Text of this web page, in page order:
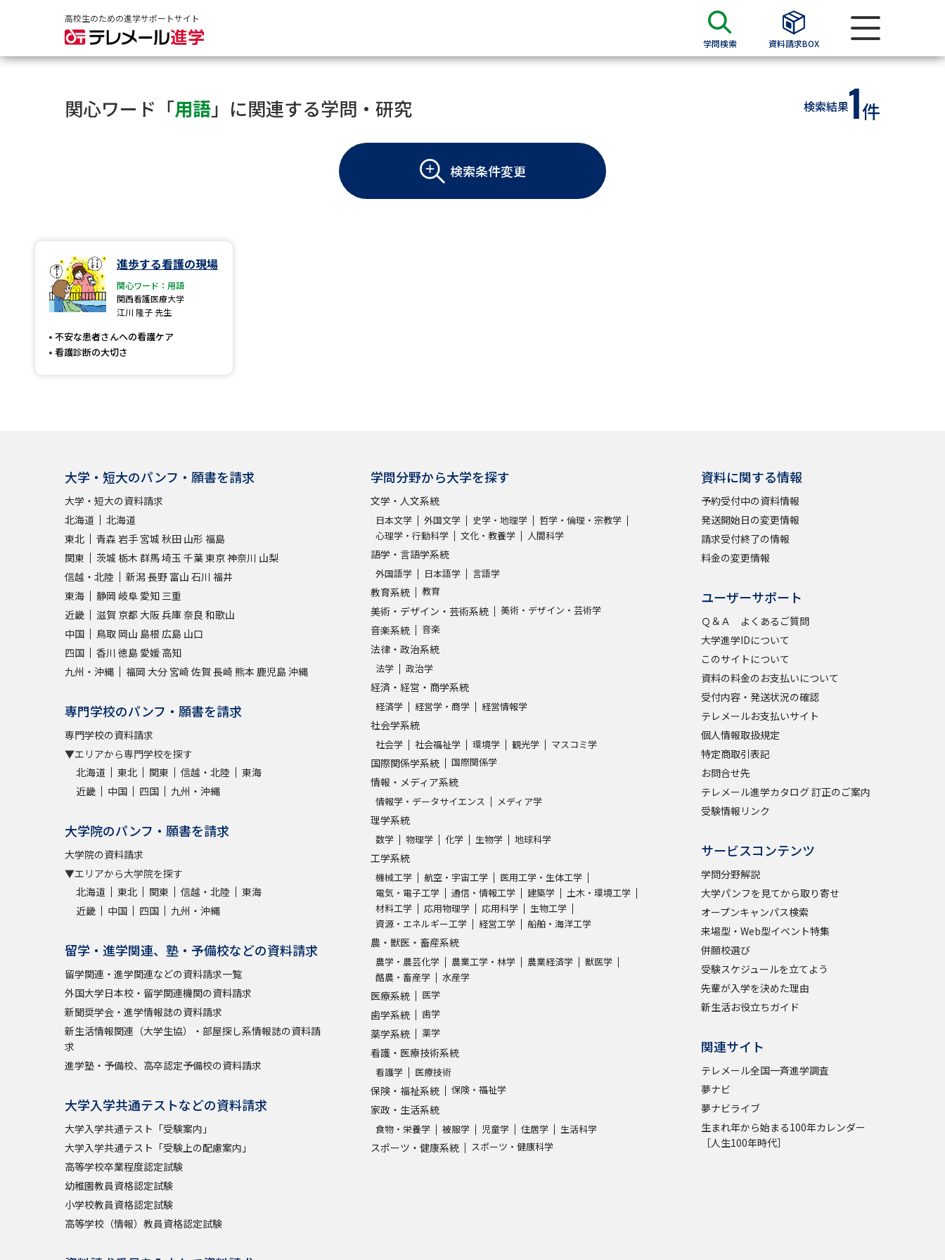
高校生のための進学サポートサイト
学問検索 資料請求BOX
大学・短大の資料種類から請求
大学パンフ
学部・学科パンフ
総合型選抜・学校推薦型選抜 募集要項＆願書
大学で学べる内容や特徴を調べる
新増設大学・学部・学科特集
国際・グローバルに強い大学特集
データサイエンス特集
進路の３択
新学年スタート号特集ページ（高2生用）
SELFBRAND特集ページ
オープンキャンパスなどを調べる
来場型・Web型イベント特集
夢ナビライブ
受験準備 資料検索
併願校選び 受験スケジュールを立てよう
先輩が入学を決めた理由
テレメール全国一斉進学調査
新生活お役立ちガイド
学問検索
大学で学びたい学問発見
学問のミニ講義「夢ナビ講義」 学問の教科書 夢ナビライブ
ユーザーサポート
関心ワード「用語」に関連する学問・研究 検索結果1件
検索条件変更
進歩する看護の現場
関心ワード：用語
関西看護医療大学
江川 隆子 先生
不安な患者さんへの看護ケア
看護診断の大切さ
大学・短大のパンフ・願書を請求
大学・短大の資料請求
北海道
北海道
東北
青森 岩手 宮城 秋田 山形 福島
関東
茨城 栃木 群馬埼玉 千葉東京神奈川 山梨
信越・北陸
新潟長野 富山 石川 福井
東海
静岡 岐阜 愛知 三重
近畿
滋賀 京都 大阪兵庫奈良 和歌山
中国
鳥取 岡山 島根 広島 山口
四国
香川 徳島 愛媛 高知
九州・沖縄
福岡 大分 宮崎 佐賀 長崎 熊本 鹿児島沖縄
専門学校のパンフ・願書を請求
専門学校の資料請求
▼エリアから専門学校を探す
北海道
東北 関東 信越・北陸
東海
近畿
中国 四国 九州・沖縄
大学院のパンフ・願書を請求
大学院の資料請求
▼エリアから大学院を探す
北海道
東北 関東 信越・北陸
東海
近畿
中国 四国 九州・沖縄
留学・進学関連、塾・予備校などの資料請求
留学関連・進学関連などの資料請求一覧
外国大学日本校・留学関連機関の資料請求
新聞奨学会・進学情報誌の資料請求
新生活情報関連（大学生協）・部屋探し系情報誌の資料請
求
進学塾・予備校、高卒認定予備校の資料請求
大学入学共通テストなどの資料請求
大学入学共通テスト「受験案内」
大学入学共通テスト「受験上の配慮案内」
高等学校卒業程度認定試験
幼稚園教員資格認定試験
小学校教員資格認定試験
高等学校（情報）教員資格認定試験
学問分野から大学を探す
文学・人文系統
日本文学 外国文学 史学・地理学
哲学・倫理・宗教学
心理学・行動科学
文化・教養学 人間科学
語学・言語学系統
外国語学 日本語学 言語学
教育系統 教育
美術・デザイン・芸術系統 美術・デザイン・芸術学
音楽系統 音楽
法律・政治系統
法学 政治学
経済・経営・商学系統
経済学 経営学・商学 経営情報学
社会学系統
社会学 社会福祉学 環境学 観光学 マスコミ学
国際関係学系統 国際関係学
情報・メディア系統
情報学・データサイエンス メディア学
理学系統
数学 物理学 化学 生物学 地球科学
工学系統
機械工学 航空・宇宙工学
医用工学・生体工学
電気・電子工学
通信・情報工学 建築学
土木・環境工学
材料工学
応用物理学 応用科学
生物工学
資源・エネルギー工学
経営工学 船舶・海洋工学
農・獣医・畜産系統
農学・農芸化学 農業工学・林学 農業経済学
獣医学
酪農・畜産学
水産学
医療系統 医学
歯学系統 歯学
薬学系統 薬学
看護・医療技術系統
看護学 医療技術
保険・福祉系統 保険・福祉学
家政・生活系統
食物・栄養学 被服学 児童学 住居学 生活科学
スポーツ・健康系統 スポーツ・健康科学
資料に関する情報
予約受付中の資料情報
発送開始日の変更情報
請求受付終了の情報
料金の変更情報
ユーザーサポート
Ｑ＆Ａ よくあるご質問
大学進学IDについて
このサイトについて
資料の料金のお支払いについて
受付内容・発送状況の確認
テレメールお支払いサイト
個人情報取扱規定
特定商取引表記
お問合せ先
テレメール進学カタログ 訂正のご案内
受験情報リンク
サービスコンテンツ
学問分野解説
大学パンフを見てから取り寄せ
オープンキャンパス検索
来場型・Web型イベント特集
併願校選び
受験スケジュールを立てよう
先輩が入学を決めた理由
新生活お役立ちガイド
関連サイト
テレメール全国一斉進学調査
夢ナビ
夢ナビライブ
生まれ年から始まる100年カレンダー
［人生100年時代］